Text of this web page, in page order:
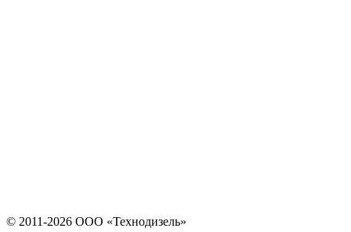
© 2011-2026 ООО «Технодизель»